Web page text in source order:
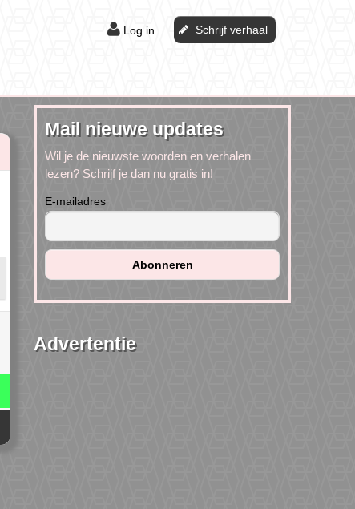
Log in Schrijf verhaal
Mail nieuwe updates
Wil je de nieuwste woorden en verhalen
lezen? Schrijf je dan nu gratis in!
E-mailadres
Advertentie